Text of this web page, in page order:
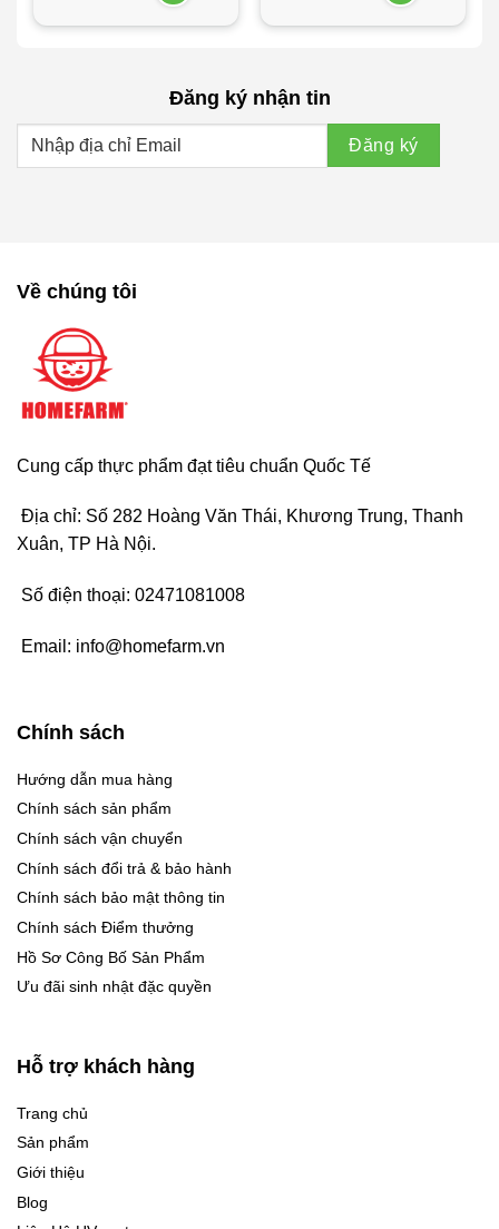
Đăng ký nhận tin
Về chúng tôi
Cung cấp thực phẩm đạt tiêu chuẩn Quốc Tế
Địa chỉ: Số 282 Hoàng Văn Thái, Khương Trung, Thanh
Xuân, TP Hà Nội.
Số điện thoại: 02471081008
Email: info@homefarm.vn
Chính sách
Hướng dẫn mua hàng
Chính sách sản phẩm
Chính sách vận chuyển
Chính sách đổi trả & bảo hành
Chính sách bảo mật thông tin
Chính sách Điểm thưởng
Hồ Sơ Công Bố Sản Phẩm
Ưu đãi sinh nhật đặc quyền
Hỗ trợ khách hàng
Trang chủ
Sản phẩm
Giới thiệu
Blog